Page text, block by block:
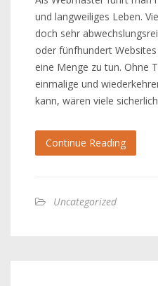
und langweiliges Leben.
doch sehr
oder fünfhundert
eine Menge zu tun. Ohne
einmalige und
kann, wären viele
Continue Reading
Uncategorized